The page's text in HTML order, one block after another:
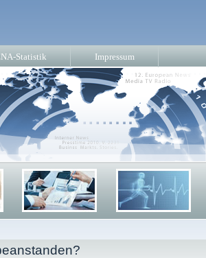
Statistik Impressum